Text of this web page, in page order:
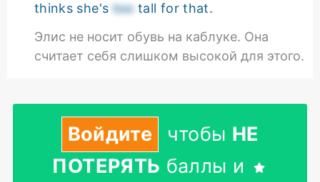
thinks she's too tall for that.
Элис не носит обувь на каблуке. Она
считает себя слишком высокой для этого.
Войдите чтобы НЕ
ПОТЕРЯТЬ баллы и